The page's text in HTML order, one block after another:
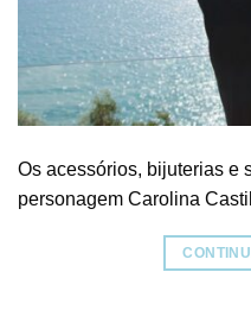
Os acessórios, bijuterias e
personagem Carolina